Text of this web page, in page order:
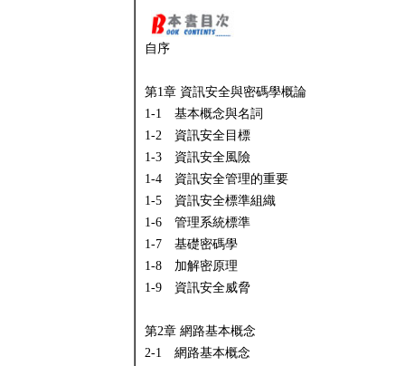
自序
第1章 資訊安全與密碼學概論
1-1 基本概念與名詞
1-2 資訊安全目標
1-3 資訊安全風險
1-4 資訊安全管理的重要
1-5 資訊安全標準組織
1-6 管理系統標準
1-7 基礎密碼學
1-8 加解密原理
1-9 資訊安全威脅
第2章 網路基本概念
2-1 網路基本概念